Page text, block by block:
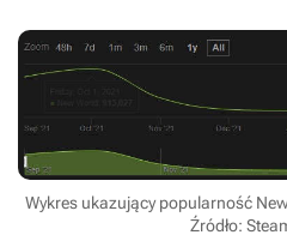
Wykres ukazujący popularność
Źródło: